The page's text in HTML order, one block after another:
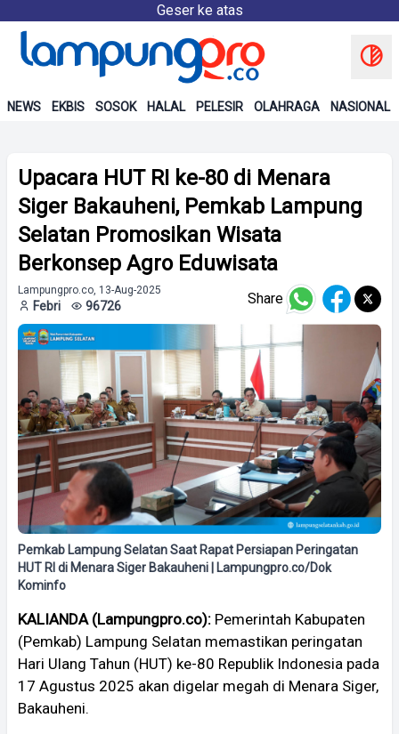
Geser ke atas
NEWS EKBIS SOSOK HALAL PELESIR OLAHRAGA NASIONAL
Upacara HUT RI ke-80 di Menara
Siger Bakauheni, Pemkab Lampung
Selatan Promosikan Wisata
Berkonsep Agro Eduwisata
Lampungpro.co, 13-Aug-2025
Febri 96726 Share
Pemkab Lampung Selatan Saat Rapat Persiapan Peringatan
HUT RI di Menara Siger Bakauheni | Lampungpro.co/Dok
Kominfo
KALIANDA (Lampungpro.co): Pemerintah Kabupaten
(Pemkab) Lampung Selatan memastikan peringatan
Hari Ulang Tahun (HUT) ke-80 Republik Indonesia pada
17 Agustus 2025 akan digelar megah di Menara Siger,
Bakauheni.